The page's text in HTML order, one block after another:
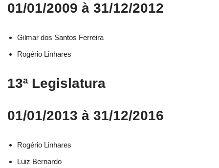
01/01/2009 à 31/12/2012
Gilmar dos Santos Ferreira
Rogério Linhares
13ª Legislatura
01/01/2013 à 31/12/2016
Rogério Linhares​
Luiz Bernardo​